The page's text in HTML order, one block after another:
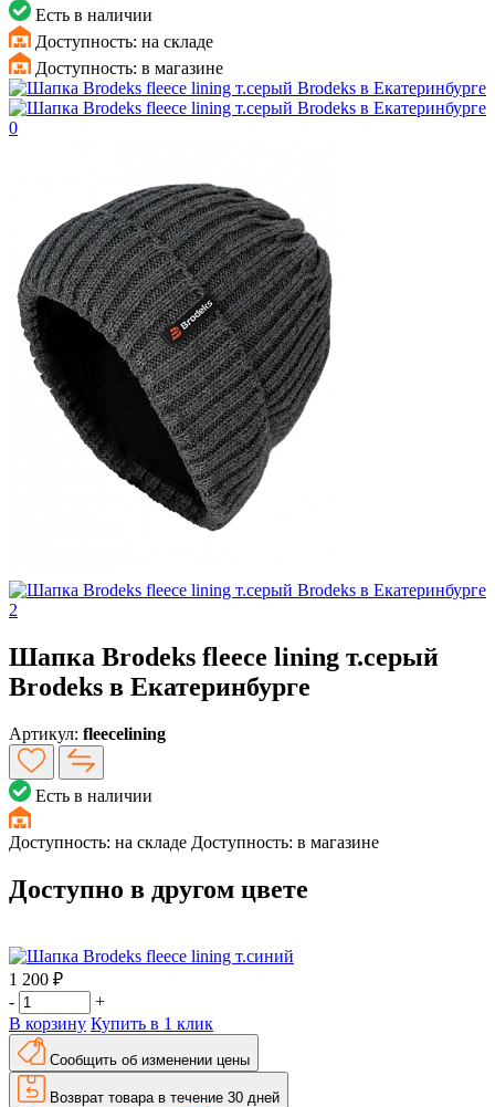
Есть в наличии
Доступность: на складе
Доступность: в магазине
Шапка Brodeks fleece lining т.серый
Brodeks в Екатеринбурге
Артикул: fleecelining
Есть в наличии
Доступность: на складе Доступность: в магазине
Доступно в другом цвете
1 200 ₽
-
+
В корзину Купить в 1 клик
Сообщить об изменении цены
Возврат товара в течение 30 дней